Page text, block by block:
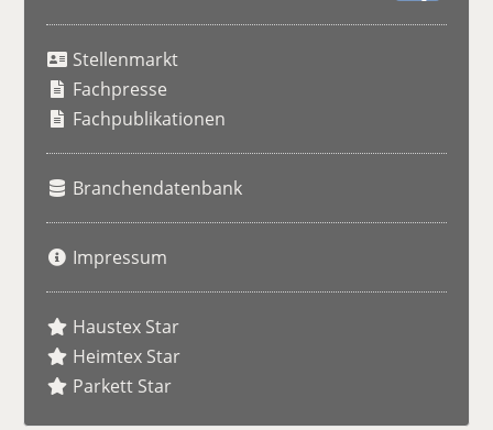
Stellenmarkt
Fachpresse
Fachpublikationen
Branchendatenbank
Impressum
Haustex Star
Heimtex Star
Parkett Star